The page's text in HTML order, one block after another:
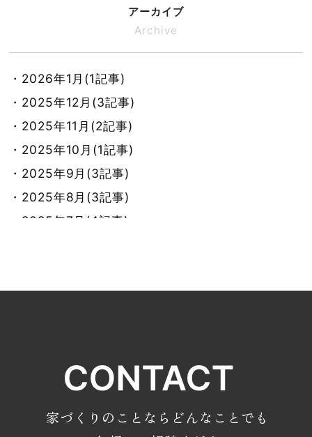
アーカイブ
Archive
・2026年1月(1記事)
・2025年12月(3記事)
・2025年11月(2記事)
・2025年10月(1記事)
・2025年9月(3記事)
・2025年8月(3記事)
・2025年7月(4記事)
・2025年4月(2記事)
・2024年12月(8記事)
・2024年11月(10記事)
・2024年10月(8記事)
家づくりのことならどんなことでも